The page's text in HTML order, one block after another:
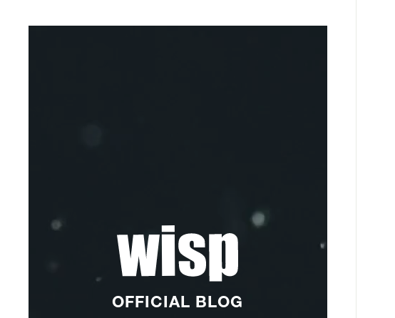
OFFICIAL BLOG